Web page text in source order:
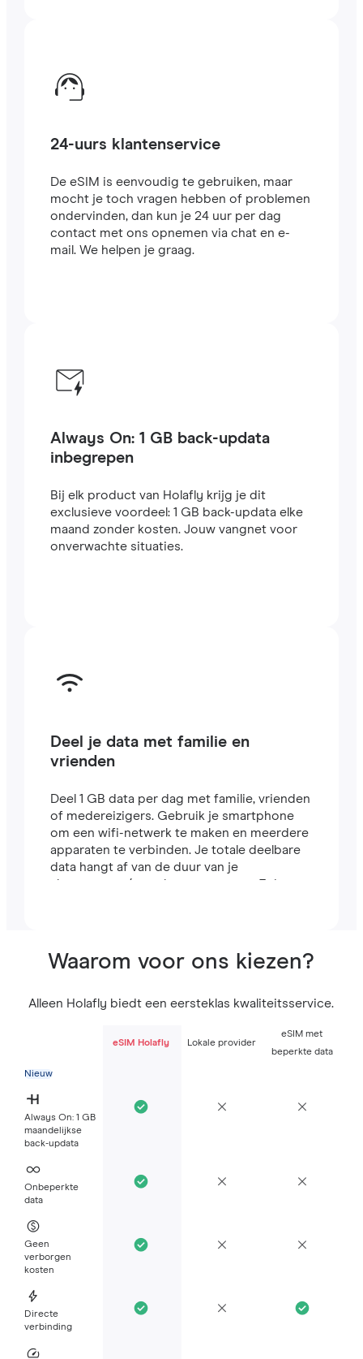
24-uurs klantenservice
De eSIM is eenvoudig te gebruiken, maar
mocht je toch vragen hebben of problemen
ondervinden, dan kun je 24 uur per dag
contact met ons opnemen via chat en e-
mail. We helpen je graag.
Always On: 1 GB back-updata
inbegrepen
Bij elk product van Holafly krijg je dit
exclusieve voordeel: 1 GB back-updata elke
maand zonder kosten. Jouw vangnet voor
onverwachte situaties.
Deel je data met familie en
vrienden
Deel 1 GB data per dag met familie, vrienden
of medereizigers. Gebruik je smartphone
om een wifi-netwerk te maken en meerdere
apparaten te verbinden. Je totale deelbare
data hangt af van de duur van je
abonnement (een abonnement van 7 dagen
Waarom voor ons kiezen?
Alleen Holafly biedt een eersteklas kwaliteitsservice.
eSIM Holafly Lokale provider
eSIM met
beperkte data
Nieuw
Always On: 1 GB
maandelijkse
back-updata
Onbeperkte
data
Geen
verborgen
kosten
Directe
verbinding